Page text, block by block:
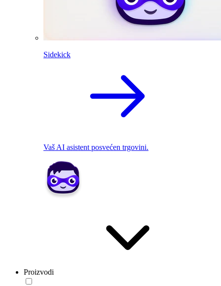
Sidekick
Vaš AI asistent posvećen trgovini.
Proizvodi